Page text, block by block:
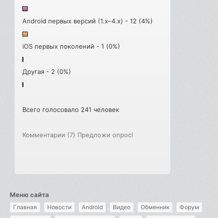
Android первых версий (1.x–4.x) - 12 (4%)
iOS первых поколений - 1 (0%)
Другая - 2 (0%)
Всего голосовало 241 человек
Комментарии (7) Предложи опрос!
Меню сайта
Главная Новости Android Видео Обменник
Форум